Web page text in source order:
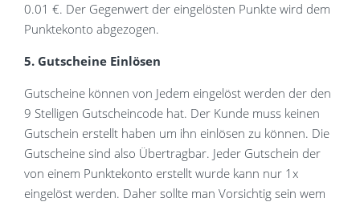
0.01 €. Der Gegenwert der eingelösten Punkte wird dem
Punktekonto abgezogen.
5. Gutscheine Einlösen
Gutscheine können von Jedem eingelöst werden der den
9 Stelligen Gutscheincode hat. Der Kunde muss keinen
Gutschein erstellt haben um ihn einlösen zu können. Die
Gutscheine sind also Übertragbar. Jeder Gutschein der
von einem Punktekonto erstellt wurde kann nur 1x
eingelöst werden. Daher sollte man Vorsichtig sein wem